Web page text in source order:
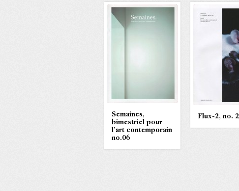
Semaines,
bimestriel pour
l’art contemporain
no.06
Flux-2, no. 2